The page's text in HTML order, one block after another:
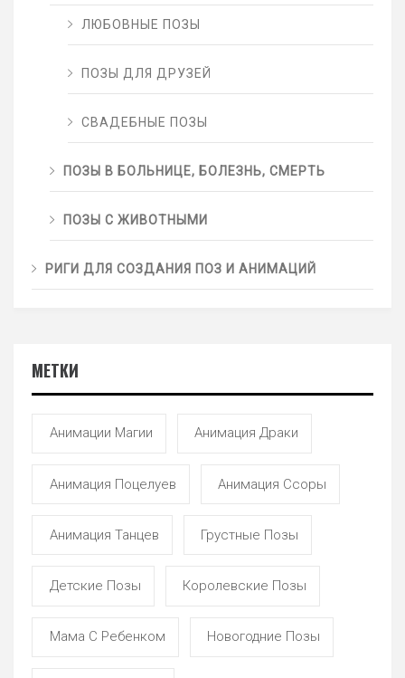
ЛЮБОВНЫЕ ПОЗЫ
ПОЗЫ ДЛЯ ДРУЗЕЙ
СВАДЕБНЫЕ ПОЗЫ
ПОЗЫ В БОЛЬНИЦЕ, БОЛЕЗНЬ, СМЕРТЬ
ПОЗЫ С ЖИВОТНЫМИ
РИГИ ДЛЯ СОЗДАНИЯ ПОЗ И АНИМАЦИЙ
МЕТКИ
Анимации Магии Анимация Драки
Анимация Поцелуев Анимация Ссоры
Анимация Танцев Грустные Позы
Детские Позы Королевские Позы
Мама С Ребенком Новогодние Позы